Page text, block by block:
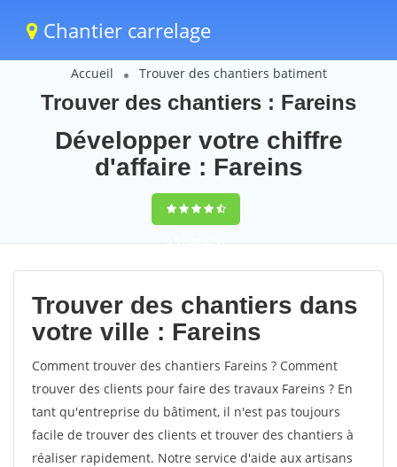
Chantier carrelage
Accueil Trouver des chantiers batiment
Trouver des chantiers : Fareins
Développer votre chiffre
d'affaire : Fareins
9,5(100%)59
votes
Trouver des chantiers dans
votre ville : Fareins
Comment trouver des chantiers Fareins ? Comment
trouver des clients pour faire des travaux Fareins ? En
tant qu'entreprise du bâtiment, il n'est pas toujours
facile de trouver des clients et trouver des chantiers à
réaliser rapidement. Notre service d'aide aux artisans